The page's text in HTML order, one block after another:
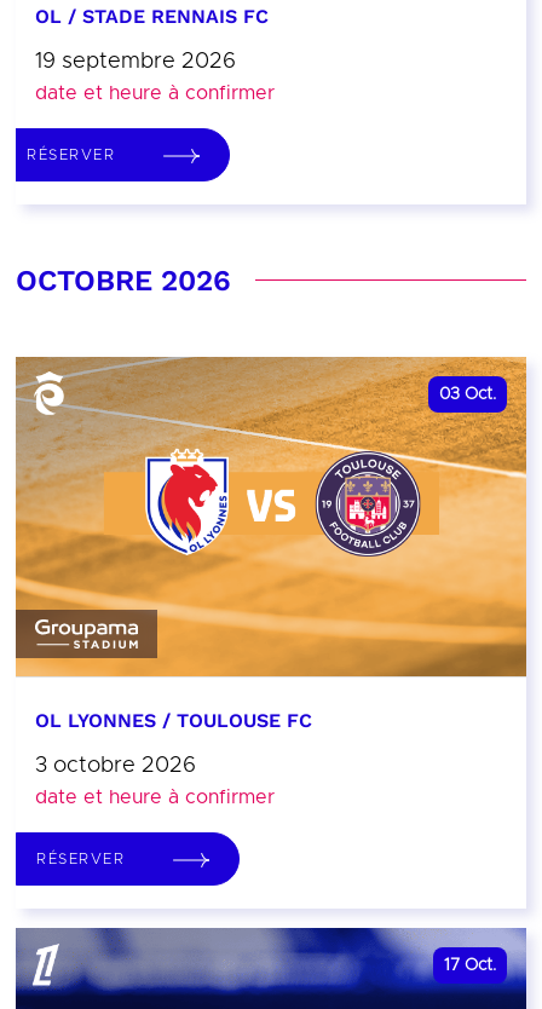
OL / STADE RENNAIS FC
19 septembre 2026
date et heure à confirmer
RÉSERVER
OCTOBRE 2026
03 Oct.
OL LYONNES / TOULOUSE FC
3 octobre 2026
date et heure à confirmer
RÉSERVER
17 Oct.